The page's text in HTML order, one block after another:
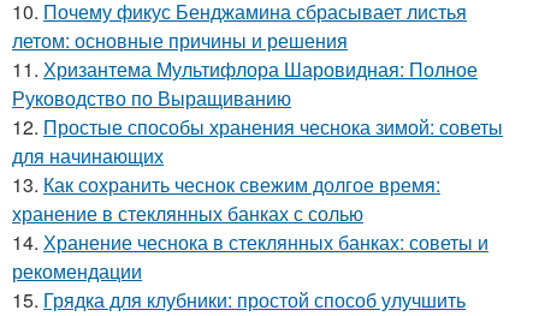
10. Почему фикус Бенджамина сбрасывает листья
летом: основные причины и решения
11. Хризантема Мультифлора Шаровидная: Полное
Руководство по Выращиванию
12. Простые способы хранения чеснока зимой: советы
для начинающих
13. Как сохранить чеснок свежим долгое время:
хранение в стеклянных банках с солью
14. Хранение чеснока в стеклянных банках: советы и
рекомендации
15. Грядка для клубники: простой способ улучшить